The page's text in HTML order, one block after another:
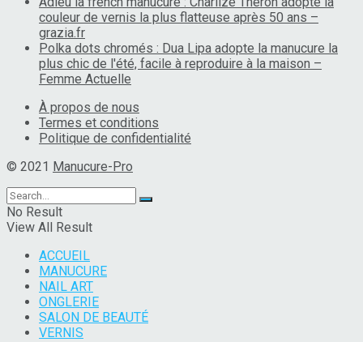
couleur de vernis la plus flatteuse après 50 ans –
grazia.fr
Polka dots chromés : Dua Lipa adopte la manucure la
plus chic de l'été, facile à reproduire à la maison –
Femme Actuelle
À propos de nous
Termes et conditions
Politique de confidentialité
© 2021 Manucure-Pro
No Result
View All Result
ACCUEIL
MANUCURE
NAIL ART
ONGLERIE
SALON DE BEAUTÉ
VERNIS